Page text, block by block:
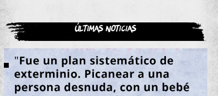
Últimas noticias